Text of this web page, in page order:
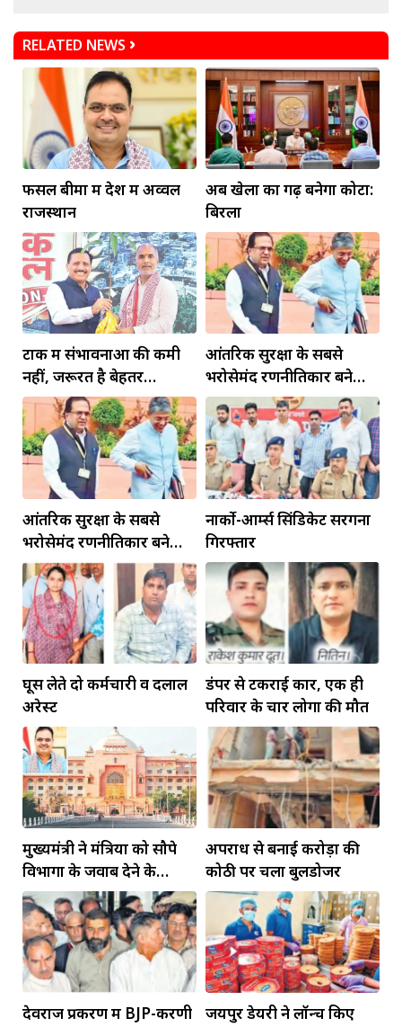
RELATED NEWS
फसल बीमा में देश में अव्वल
राजस्थान
अब खेलों का गढ़ बनेगा कोटा:
बिरला
टोंक में संभावनाओं की कमी
नहीं, जरूरत है बेहतर
इंफ्रास्ट्रक्चर की
आंतरिक सुरक्षा के सबसे
भरोसेमंद रणनीतिकार बने
रहेंगे गोविंद मोहन
आंतरिक सुरक्षा के सबसे
भरोसेमंद रणनीतिकार बने
रहेंगे गोविंद मोहन
नार्को-आर्म्स सिंडिकेट सरगना
गिरफ्तार
घूस लेते दो कर्मचारी व दलाल
अरेस्ट
डंपर से टकराई कार, एक ही
परिवार के चार लोगों की मौत
मुख्यमंत्री ने मंत्रियों को सौपे
विभागों के जवाब देने के
दायित्व
अपराध से बनाई करोड़ों की
कोठी पर चला बुलडोजर
देवराज प्रकरण में BJP-करणी
जयपुर डेयरी ने लॉन्च किए